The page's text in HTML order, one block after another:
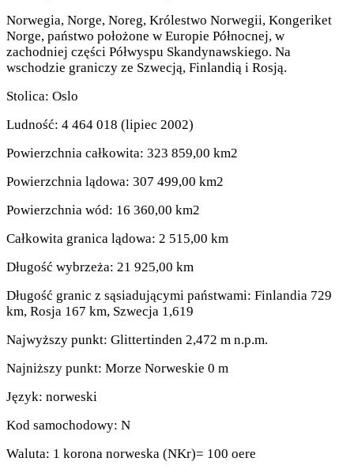
Norwegia, Norge, Noreg, Królestwo Norwegii, Kongeriket
Norge, państwo położone w Europie Północnej, w
zachodniej części Półwyspu Skandynawskiego. Na
wschodzie graniczy ze Szwecją, Finlandią i Rosją.
Stolica: Oslo
Ludność: 4 464 018 (lipiec 2002)
Powierzchnia całkowita: 323 859,00 km2
Powierzchnia lądowa: 307 499,00 km2
Powierzchnia wód: 16 360,00 km2
Całkowita granica lądowa: 2 515,00 km
Długość wybrzeża: 21 925,00 km
Długość granic z sąsiadującymi państwami: Finlandia 729
km, Rosja 167 km, Szwecja 1,619
Najwyższy punkt: Glittertinden 2,472 m n.p.m.
Najniższy punkt: Morze Norweskie 0 m
Język: norweski
Kod samochodowy: N
Waluta: 1 korona norweska (NKr)= 100 oere